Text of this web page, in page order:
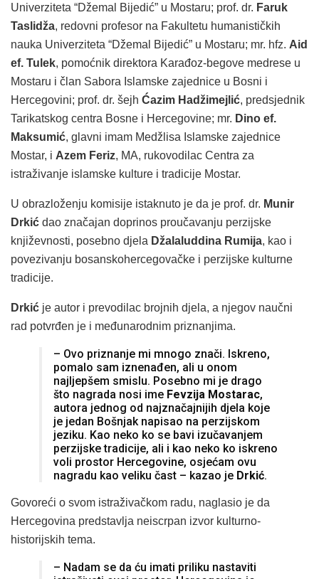
Univerziteta “Džemal Bijedić” u Mostaru; prof. dr. Faruk
Taslidža, redovni profesor na Fakultetu humanističkih
nauka Univerziteta “Džemal Bijedić” u Mostaru; mr. hfz. Aid
ef. Tulek, pomoćnik direktora Karađoz-begove medrese u
Mostaru i član Sabora Islamske zajednice u Bosni i
Hercegovini; prof. dr. šejh Ćazim Hadžimejlić, predsjednik
Tarikatskog centra Bosne i Hercegovine; mr. Dino ef.
Maksumić, glavni imam Medžlisa Islamske zajednice
Mostar, i Azem Feriz, MA, rukovodilac Centra za
istraživanje islamske kulture i tradicije Mostar.
U obrazloženju komisije istaknuto je da je prof. dr. Munir
Drkić dao značajan doprinos proučavanju perzijske
književnosti, posebno djela Džalaluddina Rumija, kao i
povezivanju bosanskohercegovačke i perzijske kulturne
tradicije.
Drkić je autor i prevodilac brojnih djela, a njegov naučni
rad potvrđen je i međunarodnim priznanjima.
– Ovo priznanje mi mnogo znači. Iskreno,
pomalo sam iznenađen, ali u onom
najljepšem smislu. Posebno mi je drago
što nagrada nosi ime Fevzija Mostarac,
autora jednog od najznačajnijih djela koje
je jedan Bošnjak napisao na perzijskom
jeziku. Kao neko ko se bavi izučavanjem
perzijske tradicije, ali i kao neko ko iskreno
voli prostor Hercegovine, osjećam ovu
nagradu kao veliku čast – kazao je Drkić.
Govoreći o svom istraživačkom radu, naglasio je da
Hercegovina predstavlja neiscrpan izvor kulturno-
historijskih tema.
– Nadam se da ću imati priliku nastaviti